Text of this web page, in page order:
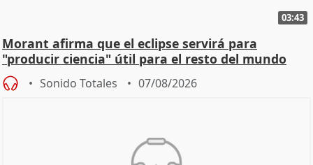
03:43
Morant afirma que el eclipse servirá para
"producir ciencia" útil para el resto del mundo
Sonido Totales 07/08/2026